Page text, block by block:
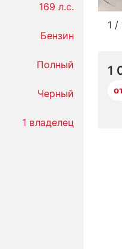
169 л.с.
Бензин
Полный
Черный
1 владелец
1 /
1